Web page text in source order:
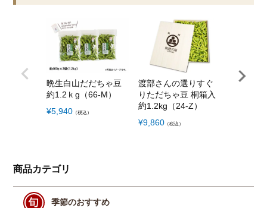
晩生白山だだちゃ豆
約1.2ｋg（66-M）
¥5,940 （税込）
渡部さんの選りすぐ
りただちゃ豆 桐箱入
約1.2kg（24-Z）
¥9,860 （税込）
冷凍 殿
商品カテゴリ
季節のおすすめ